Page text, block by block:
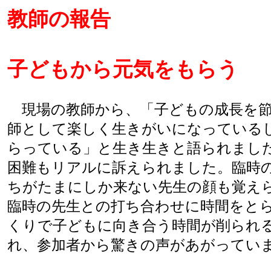
教師の報告
子どもから元気をもらう
現場の教師から、「子どもの成長を
師として楽しく生きがいになっている
らっている」と生き生きと語られまし
困難もリアルに訴えられました。臨時
ちがたまにしか来ない先生の顔も覚え
臨時の先生との打ち合わせに時間をと
くりで子どもに向き合う時間が削られ
れ、参加者から驚きの声があがってい